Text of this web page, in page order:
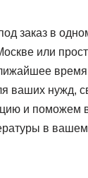
заказ в
или
время.
ваших нужд,
и поможем
в